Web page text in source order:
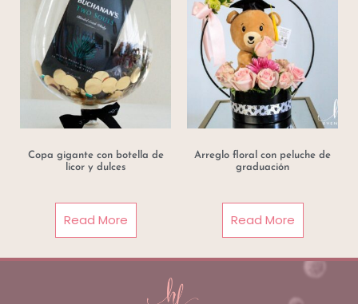
Copa gigante con botella de
licor y dulces
Read More
Arreglo floral con peluche de
graduación
Read More